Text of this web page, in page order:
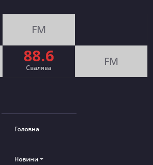
FM
88.6
Cвалява FM
Головна
Новини